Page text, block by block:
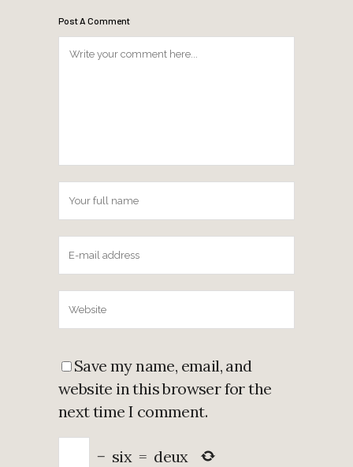
Post A Comment
Save my name, email, and
website in this browser for the
next time I comment.
− six = deux